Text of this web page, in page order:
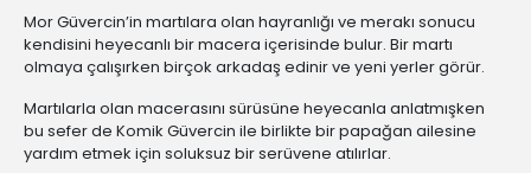
Mor Güvercin’in martılara olan hayranlığı ve merakı sonucu
kendisini heyecanlı bir macera içerisinde bulur. Bir martı
olmaya çalışırken birçok arkadaş edinir ve yeni yerler görür.
Martılarla olan macerasını sürüsüne heyecanla anlatmışken
bu sefer de Komik Güvercin ile birlikte bir papağan ailesine
yardım etmek için soluksuz bir serüvene atılırlar.